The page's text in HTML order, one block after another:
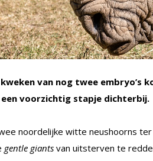
van nog twee embryo’s
voorzichtig stapje dichterbij.
noordelijke witte neushoorns ter
gentle giants van uitsterven te